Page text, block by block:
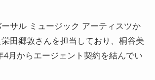
サル ミュージック アーティスツか
田郷敦さんを担当しており、桐谷美
4月からエージェント契約を結んでい